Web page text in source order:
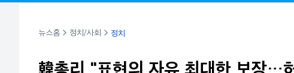
뉴스홈 정치/사회 정치
韓총리 "표현의 자유 최대한 보장…